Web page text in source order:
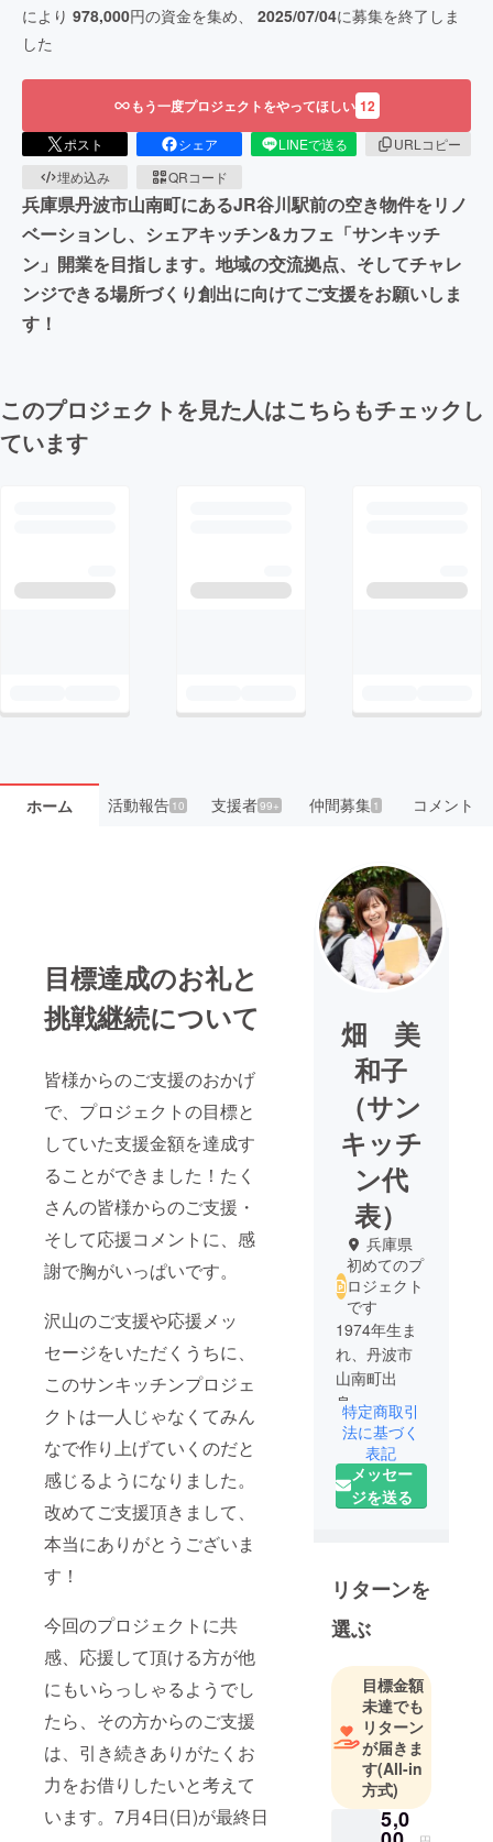
により 978,000円の資金を集め、 2025/07/04に募集を終了しま
した
もう一度プロジェクトをやってほしい 12
ポスト シェア LINEで送る
URLコピー
埋め込み
QRコード
兵庫県丹波市山南町にあるJR谷川駅前の空き物件をリノ
ベーションし、シェアキッチン&カフェ「サンキッチ
ン」開業を目指します。地域の交流拠点、そしてチャレ
ンジできる場所づくり創出に向けてご支援をお願いしま
す！
このプロジェクトを見た人はこちらもチェックし
ています
ホーム 活動報告10 支援者99+ 仲間募集 1 コメント
目標達成のお礼と
挑戦継続について
皆様からのご支援のおかげ
で、プロジェクトの目標と
していた支援金額を達成す
ることができました！たく
さんの皆様からのご支援・
そして応援コメントに、感
謝で胸がいっぱいです。
沢山のご支援や応援メッ
セージをいただくうちに、
このサンキッチンプロジェ
クトは一人じゃなくてみん
なで作り上げていくのだと
感じるようになりました。
改めてご支援頂きまして、
本当にありがとうございま
す！
今回のプロジェクトに共
感、応援して頂ける方が他
にもいらっしゃるようでし
たら、その方からのご支援
は、引き続きありがたくお
力をお借りしたいと考えて
います。7月4日(日)が最終日
畑 美
和子
（サン
キッチ
ン代
表）
兵庫県
初めてのプ
ロジェクト
です
1974年生ま
れ、丹波市
山南町出
身。
久下自治振
興会の広報
を担当、サ
ンマルシェ
留学生受け
入れをきっ
かけに、地
域の魅力を
再確認。
2019年に第1
回サンマル
シェを開
催、2025年5
月18日に第5
特定商取引
法に基づく
表記
メッセー
ジを送る
リターンを
選ぶ
目標金額
未達でも
リターン
が届きま
す(All-in
方式)
5,0